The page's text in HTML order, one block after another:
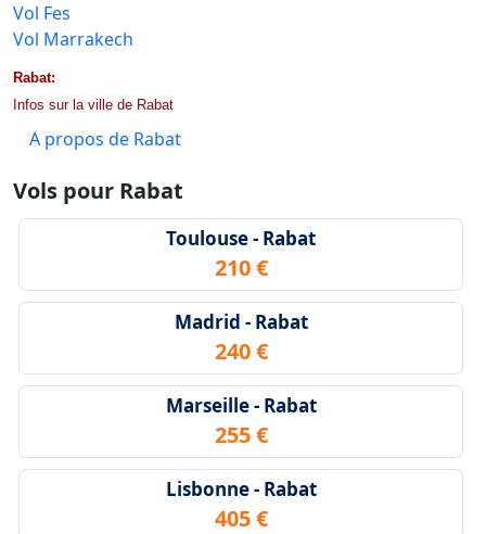
Vol Fes
Vol Marrakech
Rabat:
Infos sur la ville de Rabat
A propos de Rabat
Vols pour Rabat
Toulouse - Rabat
210 €
Madrid - Rabat
240 €
Marseille - Rabat
255 €
Lisbonne - Rabat
405 €